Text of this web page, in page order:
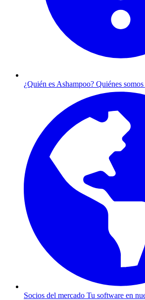
¿Quién es Ashampoo? Quiénes
Socios del mercado Tu software en